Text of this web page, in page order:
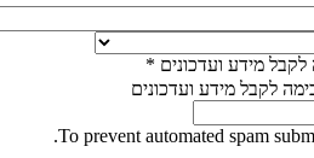
מידע ועדכונים *
לקבל מידע ועדכונים
To prevent automated spam